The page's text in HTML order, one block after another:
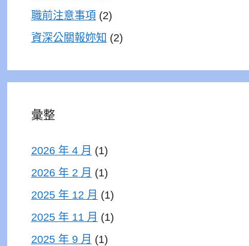
職前注意事項 (2)
資深公關報妳知 (2)
彙整
2026 年 4 月 (1)
2026 年 2 月 (1)
2025 年 12 月 (1)
2025 年 11 月 (1)
2025 年 9 月 (1)